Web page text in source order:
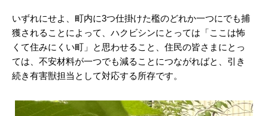
いずれにせよ、町内に3つ仕掛けた檻のどれか一つにでも捕
獲されることによって、ハクビシンにとっては「ここは怖
くて住みにくい町」と思わせること、住民の皆さまにとっ
ては、不安材料が一つでも減ることにつながればと、引き
続き有害獣担当として対応する所存です。